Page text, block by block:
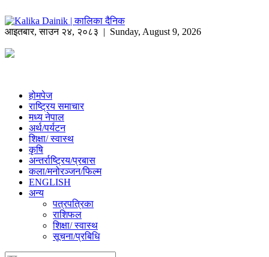
आइतबार,साउन २४, २०८३ | Sunday, August 9, 2026
होमपेज
राष्ट्रिय समाचार
मध्य नेपाल
अर्थ/पर्यटन
शिक्षा/ स्वास्थ
कृषि
अन्तर्राष्ट्रिय/प्रबास
कला/मनोरञ्जन/फिल्म
ENGLISH
अन्य
पत्रपत्रिका
राशिफल
शिक्षा/ स्वास्थ
सूचना/प्रबिधि